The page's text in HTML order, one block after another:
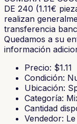
DE 240 (1.11€
realizan
transferencia
Quedamos a su
información
Precio: $1.11
Condición:
Ubicación:
Categoría:
Cantidad
Vendedor: